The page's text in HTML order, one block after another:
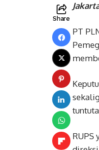
Share
PT
RUPS